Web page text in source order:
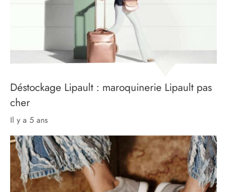
Déstockage Lipault : maroquinerie Lipault pas
cher
il y a 5 ans